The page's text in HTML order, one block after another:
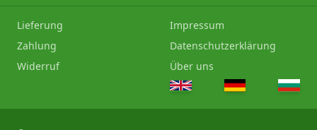
Lieferung
Zahlung
Widerruf
Impressum
Datenschutzerklärung
Über uns